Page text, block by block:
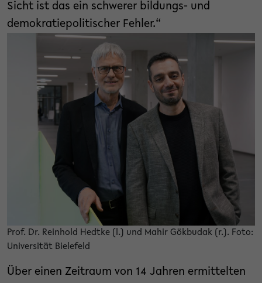
Sicht ist das ein schwerer bildungs- und
demokratiepolitischer Fehler.“
Prof. Dr. Reinhold Hedtke (l.) und Mahir Gökbudak (r.). Foto:
Universität Bielefeld
Über einen Zeitraum von 14 Jahren ermittelten